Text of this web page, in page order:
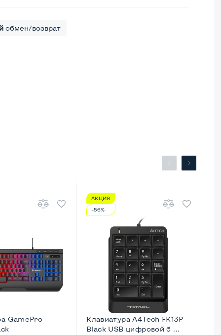
обмен/возврат
GamePro
АКЦИЯ
-56%
Клавиатура A4Tech FK13P
Black USB цифровой б ...